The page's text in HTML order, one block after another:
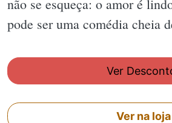
não se esqueça: o amor é
pode ser uma comédia cheia
Ver
Ver na loja